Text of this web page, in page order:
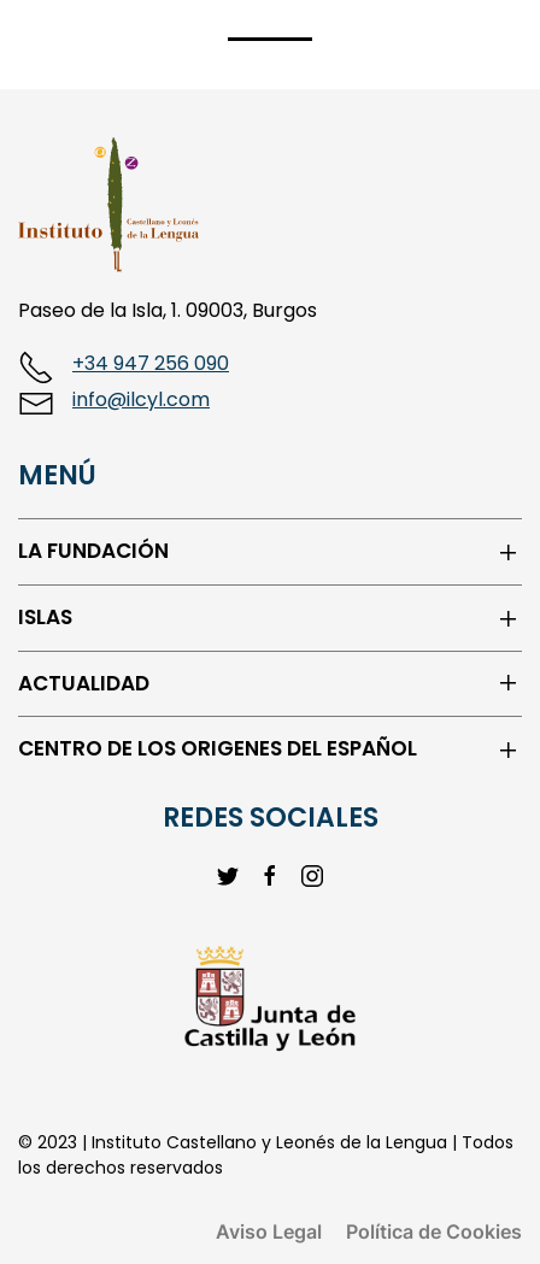
Paseo de la Isla, 1. 09003, Burgos
+34 947 256 090
info@ilcyl.com
MENÚ
LA FUNDACIÓN
ISLAS
ACTUALIDAD
CENTRO DE LOS ORIGENES DEL ESPAÑOL
REDES SOCIALES
© 2023 | Instituto Castellano y Leonés de la Lengua | Todos
los derechos reservados
Aviso Legal
Política de Cookies